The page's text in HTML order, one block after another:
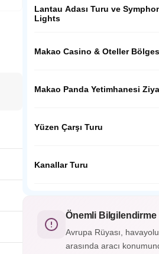
Lantau Adası Turu ve
Lights
keşfedin. Ardından, Hong
ile gecenin ışıltısını birleştiren
Makao Casino & Oteller
kalbine yolculuk! Görkemli casino
unutulmaz bir gece vaat ediyor.
Makao Panda Yetimhanesi
Giant Panda Pavilion'da nadir
hayvanların korunması hakkında
Yüzen Çarşı Turu
geleneksel bir sandalda keşfedin!
Kanallar Turu
Geleneksel bir teknede, şehrin
sokaklarını ve tapınaklarını
Yaşamın sakin ritmine tanık olun.
Unutulmaz bir deneyim!
Önemli Bilgilendirme
Avrupa Rüyası,
arasında aracı